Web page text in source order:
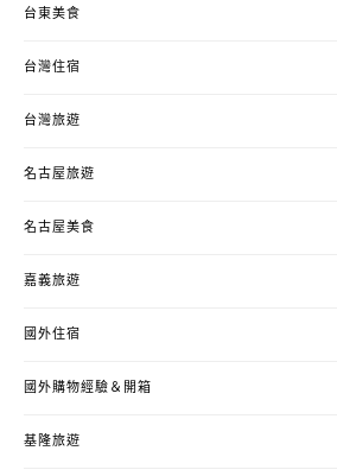
台東美食
台灣住宿
台灣旅遊
名古屋旅遊
名古屋美食
嘉義旅遊
國外住宿
國外購物經驗＆開箱
基隆旅遊